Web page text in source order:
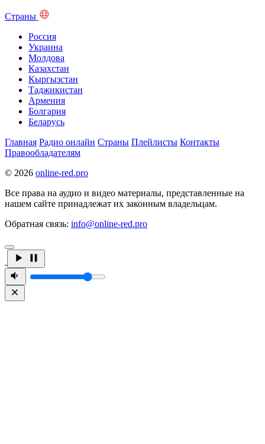
Страны
Россия
Украина
Молдова
Казахстан
Кыргызстан
Таджикистан
Армения
Болгария
Беларусь
Главная Радио онлайн Страны Плейлисты Контакты
Правообладателям
© 2026 online-red.pro
Все права на аудио и видео материалы, представленные на
нашем сайте принадлежат их законным владельцам.
Обратная связь: info@online-red.pro